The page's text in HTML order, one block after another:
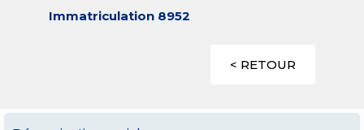
Immatriculation 8952
< RETOUR